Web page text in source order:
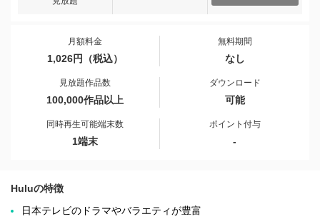
月額料金
1,026円（税込）
無料期間
なし
見放題作品数
100,000作品以上
ダウンロード
可能
同時再生可能端末数
1端末
ポイント付与
-
Huluの特徴
日本テレビのドラマやバラエティが豊富